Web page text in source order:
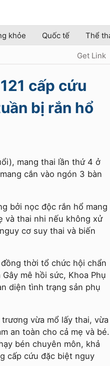
khỏe Quốc tế Thể
Get Link
cấp cứu
bị rắn hổ
mang thai lần thứ 4 ở
cắn vào ngón 3 bàn
bởi nọc độc rắn hổ mang
và thai nhi nếu không xử
cơ suy thai và biến
thời tổ chức hội chẩn
mê hồi sức, Khoa Phụ
diện tình trạng sản phụ
vừa mổ lấy thai, vừa
an toàn cho cả mẹ và bé.
bén chuyên môn, khả
cấp cứu đặc biệt nguy